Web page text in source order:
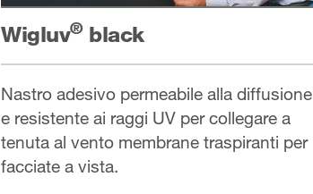
Wigluv®black
Nastro adesivo permeabile alla diffusione
e resistente ai raggi UV per collegare a
tenuta al vento membrane traspiranti per
facciate a vista.